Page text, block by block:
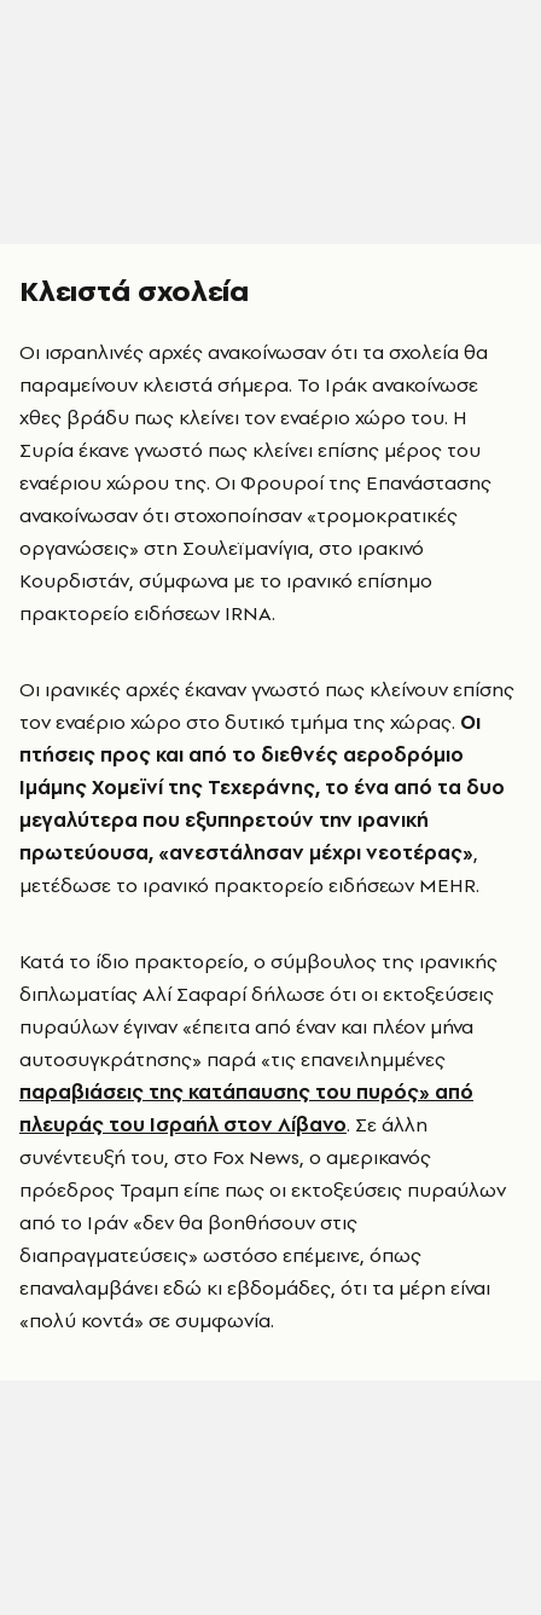
Κλειστά σχολεία
Οι ισραηλινές αρχές ανακοίνωσαν ότι τα σχολεία θα
παραμείνουν κλειστά σήμερα. Το Ιράκ ανακοίνωσε
χθες βράδυ πως κλείνει τον εναέριο χώρο του. Η
Συρία έκανε γνωστό πως κλείνει επίσης μέρος του
εναέριου χώρου της. Οι Φρουροί της Επανάστασης
ανακοίνωσαν ότι στοχοποίησαν «τρομοκρατικές
οργανώσεις» στη Σουλεϊμανίγια, στο ιρακινό
Κουρδιστάν, σύμφωνα με το ιρανικό επίσημο
πρακτορείο ειδήσεων IRNA.
Οι ιρανικές αρχές έκαναν γνωστό πως κλείνουν επίσης
τον εναέριο χώρο στο δυτικό τμήμα της χώρας. Οι
πτήσεις προς και από το διεθνές αεροδρόμιο
Ιμάμης Χομεϊνί της Τεχεράνης, το ένα από τα δυο
μεγαλύτερα που εξυπηρετούν την ιρανική
πρωτεύουσα, «ανεστάλησαν μέχρι νεοτέρας»,
μετέδωσε το ιρανικό πρακτορείο ειδήσεων MEHR.
Κατά το ίδιο πρακτορείο, ο σύμβουλος της ιρανικής
διπλωματίας Αλί Σαφαρί δήλωσε ότι οι εκτοξεύσεις
πυραύλων έγιναν «έπειτα από έναν και πλέον μήνα
αυτοσυγκράτησης» παρά «τις επανειλημμένες
παραβιάσεις της κατάπαυσης του πυρός» από
πλευράς του Ισραήλ στον Λίβανο. Σε άλλη
συνέντευξή του, στο Fox News, ο αμερικανός
πρόεδρος Τραμπ είπε πως οι εκτοξεύσεις πυραύλων
από το Ιράν «δεν θα βοηθήσουν στις
διαπραγματεύσεις» ωστόσο επέμεινε, όπως
επαναλαμβάνει εδώ κι εβδομάδες, ότι τα μέρη είναι
«πολύ κοντά» σε συμφωνία.